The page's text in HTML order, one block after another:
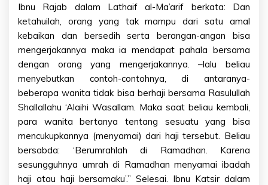
Ibnu Rajab dalam Lathaif al-Ma’arif berkata: Dan
ketahuilah, orang yang tak mampu dari satu amal
kebaikan dan bersedih serta berangan-angan bisa
mengerjakannya maka ia mendapat pahala bersama
dengan orang yang mengerjakannya. –lalu beliau
menyebutkan contoh-contohnya, di antaranya-
beberapa wanita tidak bisa berhaji bersama Rasulullah
Shallallahu ‘Alaihi Wasallam. Maka saat beliau kembali,
para wanita bertanya tentang sesuatu yang bisa
mencukupkannya (menyamai) dari haji tersebut. Beliau
bersabda: ‘Berumrahlah di Ramadhan. Karena
sesungguhnya umrah di Ramadhan menyamai ibadah
haji atau haji bersamaku’.” Selesai. Ibnu Katsir dalam